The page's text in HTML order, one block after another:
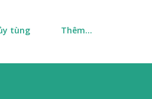
tùng Thêm…